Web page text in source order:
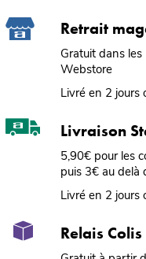
Retrait
Gratuit dans
Webstore
Livré en 2 jours
Livraison
5,90€ pour les
puis 3€ au delà
Livré en 2 jours
Relais